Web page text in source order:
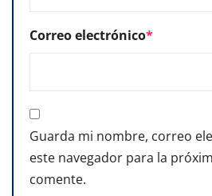
Correo electrónico*
Guarda mi nombre, correo
este navegador para la
comente.